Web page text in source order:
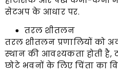
सेटअप के आधार पर.
तरल शीतलन
तरल शीतलन प्रणालियों को
स्थान की आवश्यकता होती है,
छोटे भवनों के लिए चिंता का